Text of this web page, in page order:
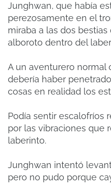
Junghwan, que había
perezosamente en el
miraba a las dos
alboroto dentro del
A un aventurero normal
debería haber
cosas en realidad los
Podía sentir escalofríos
por las vibraciones que
laberinto.
Junghwan intentó
pero no pudo porque